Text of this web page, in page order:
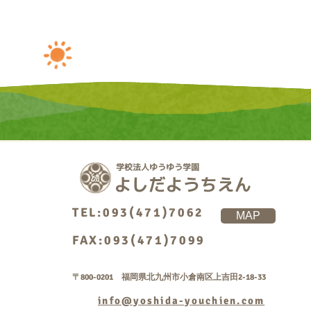
TEL:093(471)7062
FAX:093(471)7099
MAP
〒800-0201 福岡県北九州市小倉南区上吉田2-18-33
info@yoshida-youchien.com